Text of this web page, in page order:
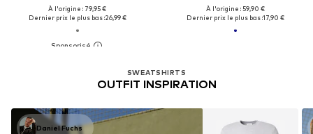
À l'origine : 79,95 €
Dernier prix le plus bas :26,99 €
À l'origine : 59,90 €
Dernier prix le plus bas :17,90 €
SWEATSHIRTS
OUTFIT INSPIRATION
Daniel Fuchs